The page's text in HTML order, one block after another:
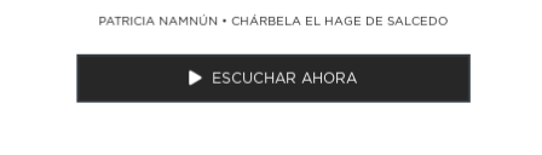
​PATRICIA NAMNÚN •CHÁRBELA EL HAGE DE SALCEDO
ESCUCHAR AHORA